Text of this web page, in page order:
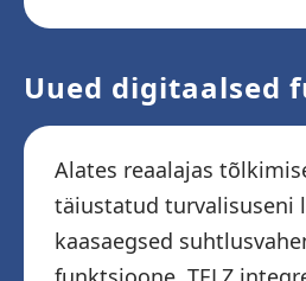
Uued digitaalsed
Alates reaalajas
täiustatud turvalisuseni
kaasaegsed